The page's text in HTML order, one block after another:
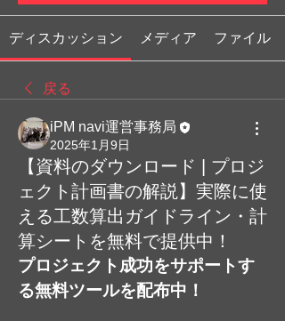
ディスカッション メディア ファイル
戻る
iPM navi運営事務局
2025年1月9日
【資料のダウンロード | プロジ
ェクト計画書の解説】実際に使
える工数算出ガイドライン・計
算シートを無料で提供中！
プロジェクト成功をサポートす
る無料ツールを配布中！